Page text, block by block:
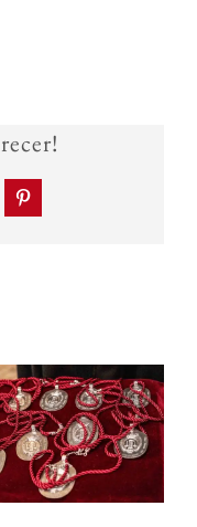
Pinterest